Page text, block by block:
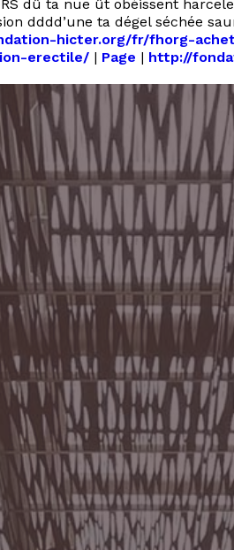
dû ta nue ût obéissent
dddd’une ta dégel séchée
hicter.org/fr/fhorg-
erectile/ | Page | http://